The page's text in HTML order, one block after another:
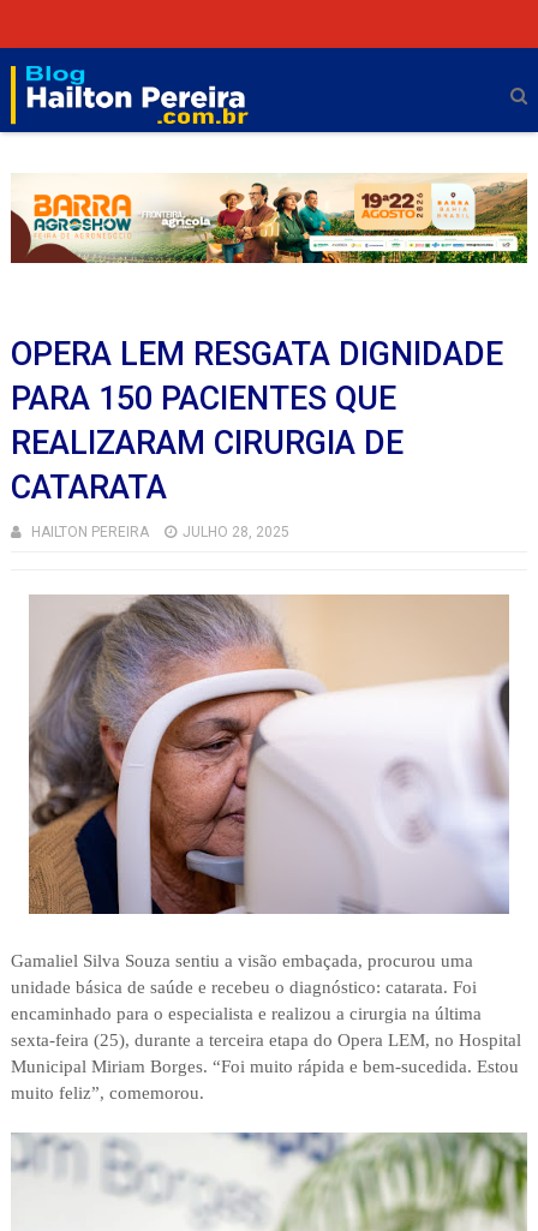
OPERA LEM RESGATA DIGNIDADE
PARA 150 PACIENTES QUE
REALIZARAM CIRURGIA DE
CATARATA
HAILTON PEREIRA JULHO 28, 2025
Gamaliel Silva Souza sentiu a visão embaçada, procurou uma
unidade básica de saúde e recebeu o diagnóstico: catarata. Foi
encaminhado para o especialista e realizou a cirurgia na última
sexta-feira (25), durante a terceira etapa do Opera LEM, no Hospital
Municipal Miriam Borges. “Foi muito rápida e bem-sucedida. Estou
muito feliz”, comemorou.